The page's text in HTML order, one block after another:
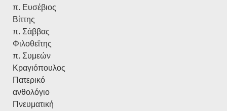
π. Ευσέβιος
Βίττης
π. Σάββας
Φιλοθεΐτης
π. Συμεών
Κραγιόπουλος
Πατερικό
ανθολόγιο
Πνευματική